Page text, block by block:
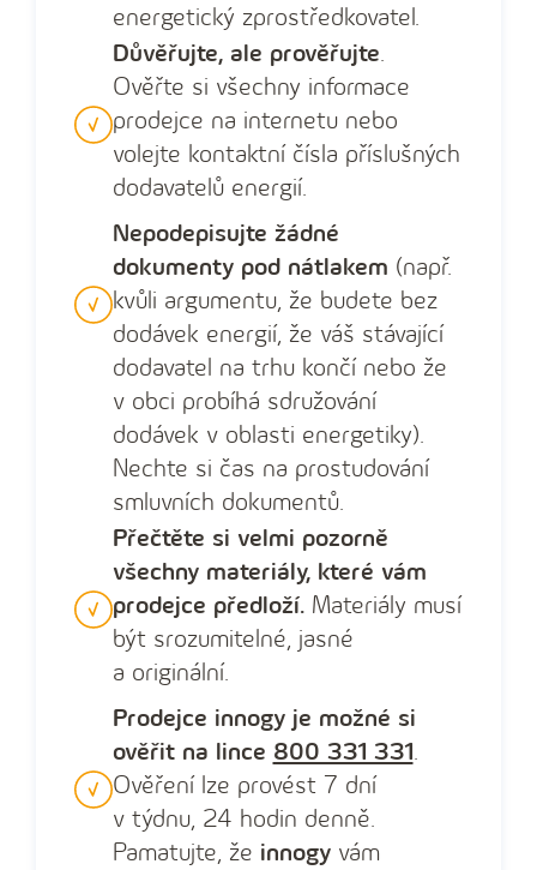
energetický zprostředkovatel.
Důvěřujte, ale prověřujte.
Ověřte si všechny informace
prodejce na internetu nebo
volejte kontaktní čísla příslušných
dodavatelů energií.
Nepodepisujte žádné
dokumenty pod nátlakem (např.
kvůli argumentu, že budete bez
dodávek energií, že váš stávající
dodavatel na trhu končí nebo že
v ‍obci probíhá sdružování
dodávek v oblasti energetiky).
Nechte si čas na prostudování
smluvních dokumentů.
Přečtěte si velmi pozorně
všechny materiály, které vám
prodejce předloží.Materiály musí
být srozumitelné, jasné
a ‍originální.
Prodejce innogy je možné si
ověřit na lince 800 ‍331 ‍331.
Ověření lze provést 7 ‍dní
v ‍týdnu, 24 ‍hodin denně.
Pamatujte, že innogyvám